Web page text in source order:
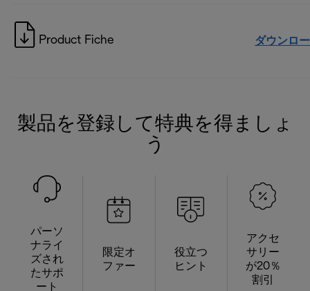
Product Fiche ダウンロ
製品を登録して特典を得ましょ
う
パーソ
ナライ
ズされ
たサポ
ート
限定オ
ファー
役立つ
ヒント
アクセ
サリー
が20％
割引